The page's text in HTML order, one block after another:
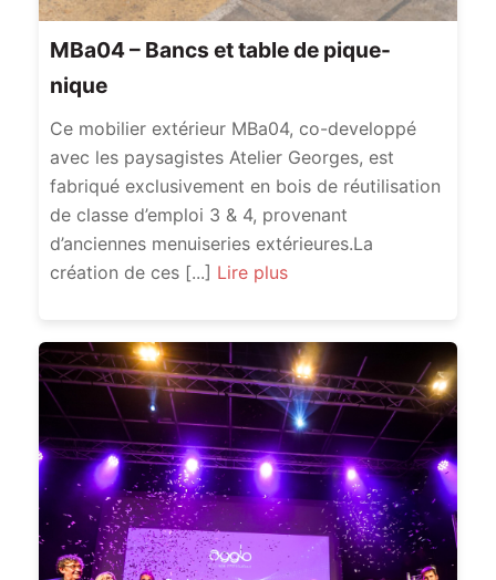
MBa04 – Bancs et table de pique-
nique
Ce mobilier extérieur MBa04, co-developpé
avec les paysagistes Atelier Georges, est
fabriqué exclusivement en bois de réutilisation
de classe d’emploi 3 & 4, provenant
d’anciennes menuiseries extérieures.La
création de ces [...] Lire plus